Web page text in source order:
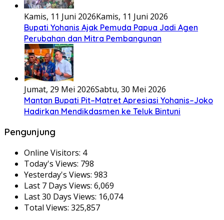
Kamis, 11 Juni 2026Kamis, 11 Juni 2026
Bupati Yohanis Ajak Pemuda Papua Jadi Agen
Perubahan dan Mitra Pembangunan
Jumat, 29 Mei 2026Sabtu, 30 Mei 2026
Mantan Bupati Pit–Matret Apresiasi Yohanis–Joko
Hadirkan Mendikdasmen ke Teluk Bintuni
Pengunjung
Online Visitors: 4
Today's Views: 798
Yesterday's Views: 983
Last 7 Days Views: 6,069
Last 30 Days Views: 16,074
Total Views: 325,857